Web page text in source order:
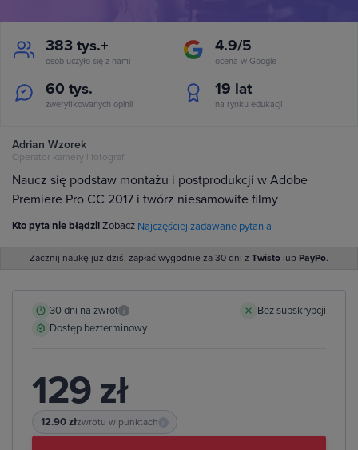
383 tys.+
osób uczyło się z nami
4.9/5
ocena w Google
60 tys.
zweryfikowanych opinii
19 lat
na rynku edukacji
Adrian Wzorek
Operator kamery i fotograf
Naucz się podstaw montażu i postprodukcji w Adobe
Premiere Pro CC 2017 i twórz niesamowite filmy
Kto pyta nie błądzi!Zobacz Najczęściej zadawane pytania
Zacznij naukę już dziś, zapłać wygodnie za 30 dni z Twisto lub PayPo.
30 dni na zwrot i
Bez subskrypcji
Dostęp bezterminowy
129 zł
12.90 złzwrotu w punktach